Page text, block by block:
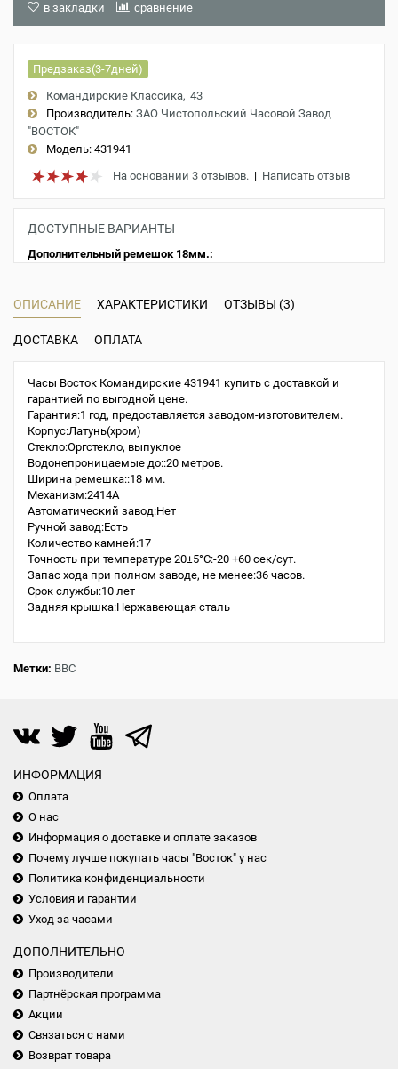
в закладки сравнение
Предзаказ(3-7дней)
Командирские Классика 43
Производитель: ЗАО Чистопольский Часовой Завод
"ВОСТОК"
Модель: 431941
На основании 3 отзывов. | Написать отзыв
ДОСТУПНЫЕ ВАРИАНТЫ
Дополнительный ремешок 18мм.:
ОПИСАНИЕ ХАРАКТЕРИСТИКИ ОТЗЫВЫ (3)
ДОСТАВКА ОПЛАТА
Часы Восток Командирские 431941 купить с доставкой и
гарантией по выгодной цене.
Гарантия:1 год, предоставляется заводом-изготовителем.
Корпус:Латунь(хром)
Стекло:Оргстекло, выпуклое
Водонепроницаемые до::20 метров.
Ширина ремешка::18 мм.
Механизм:2414A
Автоматический завод:Нет
Ручной завод:Есть
Количество камней:17
Точность при температуре 20±5°С:-20 +60 сек/сут.
Запас хода при полном заводе, не менее:36 часов.
Срок службы:10 лет
Задняя крышка:Нержавеющая сталь
Метки: ВВС
ИНФОРМАЦИЯ
Оплата
О нас
Информация о доставке и оплате заказов
Почему лучше покупать часы "Восток" у нас
Политика конфиденциальности
Условия и гарантии
Уход за часами
ДОПОЛНИТЕЛЬНО
Производители
Партнёрская программа
Акции
Связаться с нами
Возврат товара